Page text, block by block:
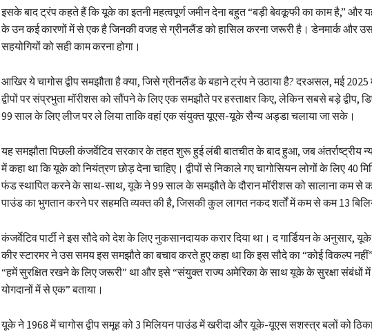
इसके बाद ट्रंप कहते हैं कि यूके का इतनी महत्वपूर्ण जमीन देना बहुत “बड़ी बेवकूफी का काम है,” और यह
के उन कई कारणों में से एक है जिनकी वजह से ग्रीनलैंड को हासिल करना जरूरी है। डेनमार्क और
सहयोगियों को सही काम करना होगा।
आखिर ये चागोस द्वीप समझौता है क्या, जिसे ग्रीनलैंड के बहाने ट्रंप ने उठाया है? दरअसल, मई
द्वीपों पर संप्रभुता मॉरीशस को सौंपने के लिए एक समझौते पर हस्ताक्षर किए, लेकिन सबसे बड़े द्वीप,
99 साल के लिए लीज पर ले लिया ताकि वहां एक संयुक्त यूएस-यूके सैन्य अड्डा चलाया जा सके।
यह समझौता पिछली कंजर्वेटिव सरकार के तहत शुरू हुई लंबी बातचीत के बाद हुआ, जब अंतर्राष्ट्रीय
में कहा था कि यूके को नियंत्रण छोड़ देना चाहिए। द्वीपों से निकाले गए चागोसियन लोगों के लिए 40
फंड स्थापित करने के साथ-साथ, यूके ने 99 साल के समझौते के दौरान मॉरीशस को सालाना कम से
पाउंड का भुगतान करने पर सहमति व्यक्त की है, जिसकी कुल लागत नकद शर्तों में कम से कम 13
कंजर्वेटिव पार्टी ने इस सौदे को देश के लिए नुकसानदायक करार दिया था। द गार्डियन के अनुसार,
कीर स्टारमर ने उस समय इस समझौते का बचाव करते हुए कहा था कि इस सौदे का “कोई विकल्प
“हमें सुरक्षित रखने के लिए जरूरी” था और इसे “संयुक्त राज्य अमेरिका के साथ यूके के सुरक्षा संबंधों में
योगदानों में से एक” बताया।
यूके ने 1968 में चागोस द्वीप समूह को 3 मिलियन पाउंड में खरीदा और यूके-यूएस सशस्त्र बलों को